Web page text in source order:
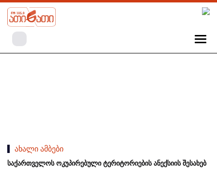
ახალი ამბები
საქართველოს ოკუპირებული ტერიტორიების ანექსიის შესახებ